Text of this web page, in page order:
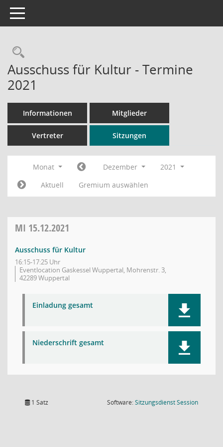
Toggle navigation
Rechercheauswahl
Ausschuss für Kultur - Termine
2021
Informationen Mitglieder
Vertreter Sitzungen
Monat Dezember
2021
Aktuell
Gremium auswählen
MI 15.12.2021
Ausschuss für Kultur
16:15-17:25 Uhr
Eventlocation Gaskessel Wuppertal, Mohrenstr. 3,
42289 Wuppertal
Einladung gesamt
Niederschrift gesamt
1 Satz Software:SitzungsdienstSession(Wird in